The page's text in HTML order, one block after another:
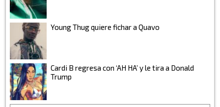
Young Thug quiere fichar a Quavo
Cardi B regresa con ‘AH HA’ y le tira a Donald
Trump